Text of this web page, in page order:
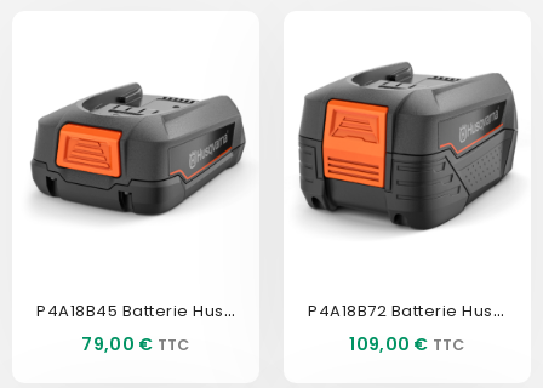
P4A18B45 Batterie Husqvarna
Prix
79,00 €
P4A18B72 Batterie Husqvarna
Prix
109,00 €